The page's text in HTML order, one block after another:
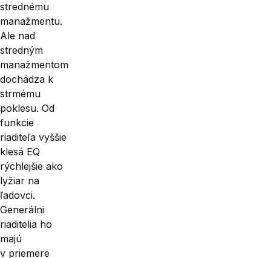
strednému
manažmentu.
Ale nad
stredným
manažmentom
dochádza k
strmému
poklesu. Od
funkcie
riaditeľa vyššie
klesá EQ
rýchlejšie ako
lyžiar na
ľadovci.
Generálni
riaditelia ho
majú
v priemere